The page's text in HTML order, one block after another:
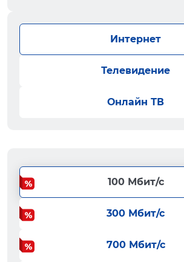
Интернет
Телевидение
Онлайн ТВ
100 Мбит/с
300 Мбит/с
700 Мбит/с